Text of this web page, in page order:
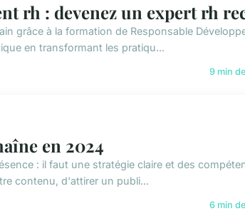
rh : devenez un expert rh
grâce à la formation de Responsable
en transformant les pratiqu...
9 min
en 2024
: il faut une stratégie claire et des
contenu, d'attirer un publi...
6 min